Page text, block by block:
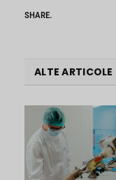
SHARE.
ALTE ARTICOLE